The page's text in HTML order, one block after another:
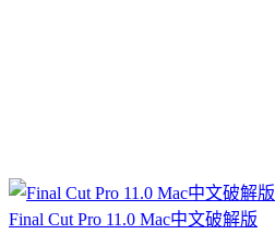
Final Cut Pro 11.0 Mac中文破解版